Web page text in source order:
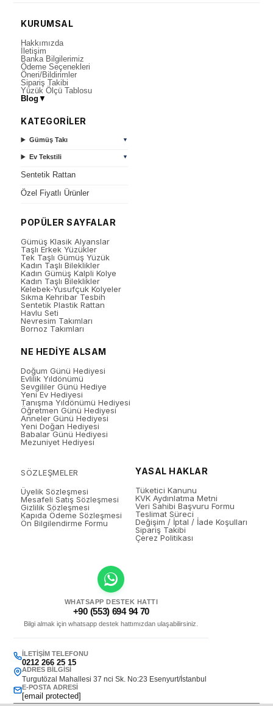
KURUMSAL
Hakkımızda
İletişim
Banka Bilgilerimiz
Ödeme Seçenekleri
Öneri/Bildirimler
Sipariş Takibi
Yüzük Ölçü Tablosu
Blog ▼
KATEGORİLER
Gümüş Takı ▼
Ev Tekstili ▼
Sentetik Rattan
Özel Fiyatlı Ürünler
POPÜLER SAYFALAR
Gümüş Klasik Alyanslar
Taşlı Erkek Yüzükler
Tek Taşlı Gümüş Yüzük
Kadın Taşlı Bileklikler
Kadın Gümüş Kalpli Kolye
Kadın Taşlı Bileklikler
Kelebek-Yusufçuk Kolyeler
Sıkma Kehribar Tesbih
Sentetik Plastik Rattan
Havlu Seti
Nevresim Takımları
Bornoz Takımları
NE HEDİYE ALSAM
Doğum Günü Hediyesi
Evlilik Yıldönümü
Sevgililer Günü Hediye
Yeni Ev Hediyesi
Tanışma Yıldönümü Hediyesi
Öğretmen Günü Hediyesi
Anneler Günü Hediyesi
Yeni Doğan Hediyesi
Babalar Günü Hediyesi
Mezuniyet Hediyesi
SÖZLEŞMELER
Üyelik Sözleşmesi
Mesafeli Satış Sözleşmesi
Gizlilik Sözleşmesi
Kapıda Ödeme Sözleşmesi
Ön Bilgilendirme Formu
YASAL HAKLAR
Tüketici Kanunu
KVK Aydınlatma Metni
Veri Sahibi Başvuru Formu
Teslimat Süreci
Değişim / İptal / İade Koşulları
Sipariş Takibi
Çerez Politikası
WHATSAPP DESTEK HATTI
+90 (553) 694 94 70
Bilgi almak için whatsapp destek hattımızdan ulaşabilirsiniz.
İLETIŞIM TELEFONU
0212 266 25 15
ADRES BILGISI
Turgutözal Mahallesi 37 nci Sk. No:23 Esenyurt/İstanbul
E-POSTA ADRESI
[email protected]